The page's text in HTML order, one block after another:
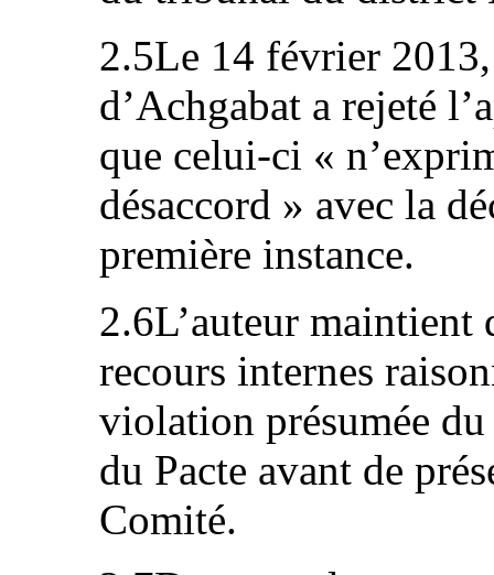
2.5Le 14 février
d’Achgabat a rejeté
que celui-ci «
désaccord » avec la
première instance.
2.6L’auteur maintient
recours internes
violation présumée
du Pacte avant de
Comité.